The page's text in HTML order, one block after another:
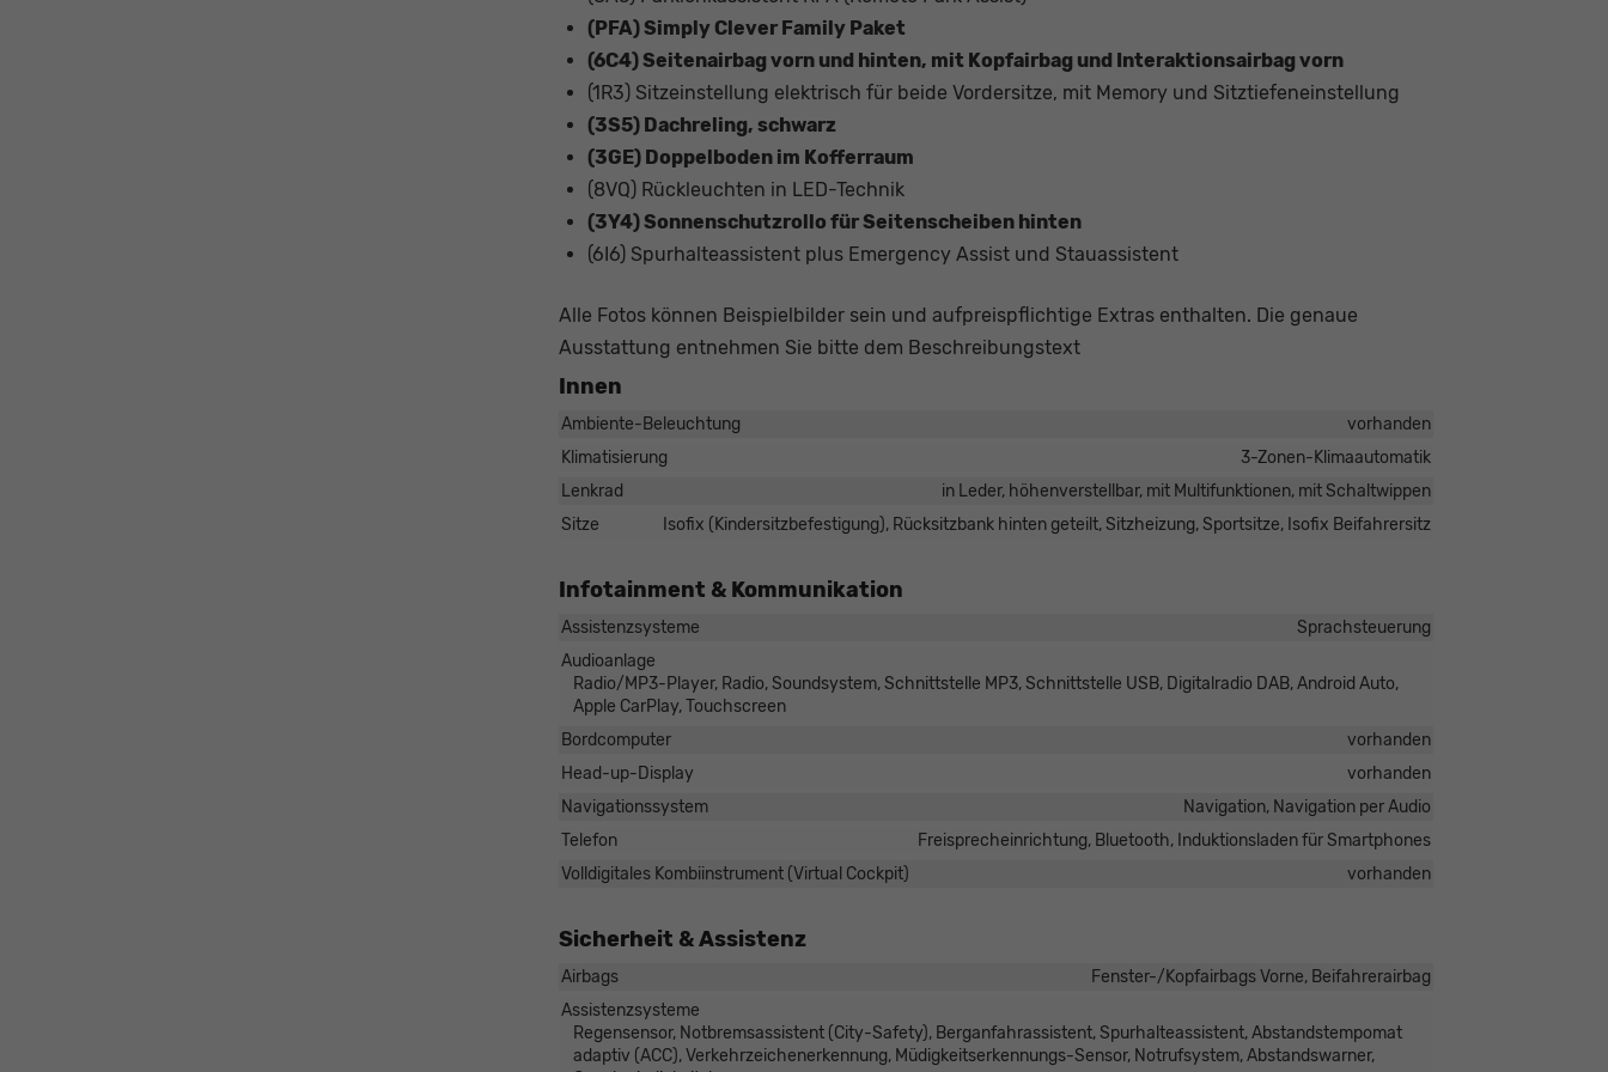
(PFA) Simply Clever Family Paket
(6C4) Seitenairbag vorn und hinten, mit Kopfairbag und Interaktionsairbag vorn
(1R3) Sitzeinstellung elektrisch für beide Vordersitze, mit Memory und Sitztiefeneinstellung
(3S5) Dachreling, schwarz
(3GE) Doppelboden im Kofferraum
(8VQ) Rückleuchten in LED-Technik
(3Y4) Sonnenschutzrollo für Seitenscheiben hinten
(6I6) Spurhalteassistent plus Emergency Assist und Stauassistent
Alle Fotos können Beispielbilder sein und aufpreispflichtige Extras enthalten. Die genaue
Ausstattung entnehmen Sie bitte dem Beschreibungstext
Innen
Ambiente-Beleuchtung
vorhanden
Klimatisierung
3-Zonen-Klimaautomatik
Lenkrad
in Leder, höhenverstellbar, mit Multifunktionen, mit Schaltwippen
Sitze
Isofix (Kindersitzbefestigung), Rücksitzbank hinten geteilt, Sitzheizung, Sportsitze, Isofix Beifahrersitz
Infotainment & Kommunikation
Assistenzsysteme
Sprachsteuerung
Audioanlage
Radio/MP3-Player, Radio, Soundsystem, Schnittstelle MP3, Schnittstelle USB, Digitalradio DAB, Android Auto,
Apple CarPlay, Touchscreen
Bordcomputer
vorhanden
Head-up-Display
vorhanden
Navigationssystem
Navigation, Navigation per Audio
Telefon
Freisprecheinrichtung, Bluetooth, Induktionsladen für Smartphones
Volldigitales Kombiinstrument (Virtual Cockpit)
vorhanden
Sicherheit & Assistenz
Airbags
Fenster-/Kopfairbags Vorne, Beifahrerairbag
Assistenzsysteme
Regensensor, Notbremsassistent (City-Safety), Berganfahrassistent, Spurhalteassistent, Abstandstempomat
adaptiv (ACC), Verkehrzeichenerkennung, Müdigkeitserkennungs-Sensor, Notrufsystem, Abstandswarner,